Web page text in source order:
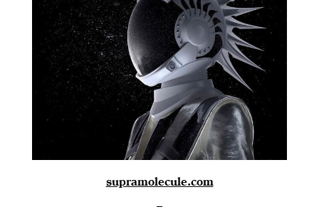
supramolecule.com
–